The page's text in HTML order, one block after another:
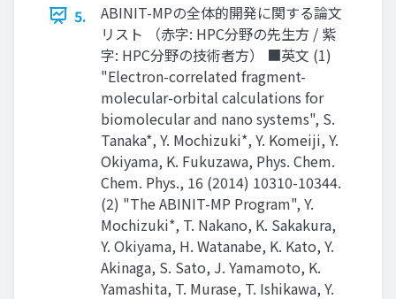
5.
ABINIT-MPの全体的開発に関する論文
リスト （赤字: HPC分野の先生方 / 紫
字: HPC分野の技術者方） ■英文 (1)
"Electron-correlated fragment-
molecular-orbital calculations for
biomolecular and nano systems", S.
Tanaka*, Y. Mochizuki*, Y. Komeiji, Y.
Okiyama, K. Fukuzawa, Phys. Chem.
Chem. Phys., 16 (2014) 10310-10344.
(2) "The ABINIT-MP Program", Y.
Mochizuki*, T. Nakano, K. Sakakura,
Y. Okiyama, H. Watanabe, K. Kato, Y.
Akinaga, S. Sato, J. Yamamoto, K.
Yamashita, T. Murase, T. Ishikawa, Y.